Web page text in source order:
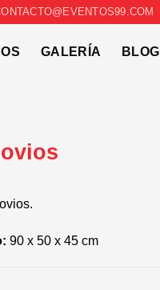
GALERÍA BLOG
90 x 50 x 45 cm